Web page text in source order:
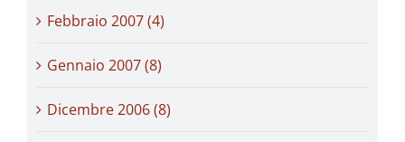
Febbraio 2007 (4)
Gennaio 2007 (8)
Dicembre 2006 (8)